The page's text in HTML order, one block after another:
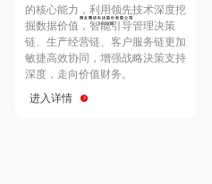
Hong Kong
的核心能力，利用领先技术深度挖
掘数据价值，智能引导管理决策
链、生产经营链、客户服务链更加
敏捷高效协同，增强战略決策支持
深度，走向价值财务。
进入详情